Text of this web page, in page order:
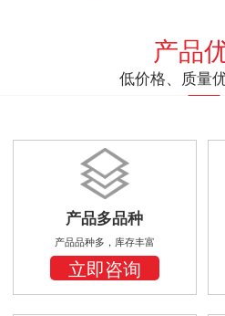
产品
低价格、质量
产品多品种
产品品种多，库存丰富
立即咨询